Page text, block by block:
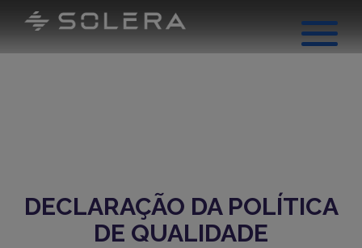
DECLARAÇÃO DA POLÍTICA
DE QUALIDADE